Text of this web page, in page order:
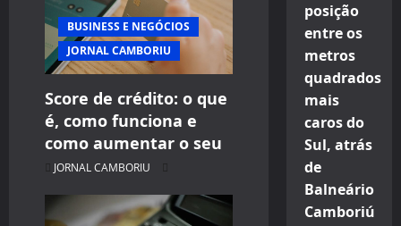
BUSINESS E NEGÓCIOS
JORNAL CAMBORIU
Score de crédito: o que
é, como funciona e
como aumentar o seu
JORNAL CAMBORIU
posição
entre os
metros
quadrados
mais
caros do
Sul, atrás
de
Balneário
Camboriú